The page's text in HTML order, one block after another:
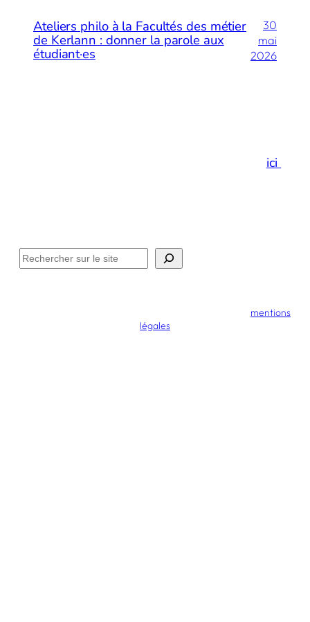
Ateliers philo à la Facultés des métier
de Kerlann : donner la parole aux
étudiant·es
30
mai
2026
Et si vous preniez un espace de respirationici!
Rechercher
mentions
légales